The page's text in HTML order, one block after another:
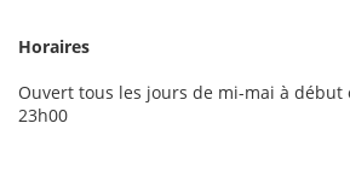
Horaires
Ouvert tous les jours de mi-mai à début
23h00